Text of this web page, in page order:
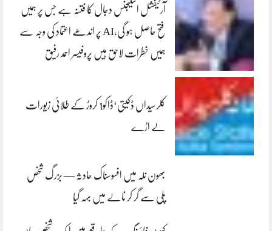
آرٹیفشل انٹلیجنس دجال کا فتنہ ہے جس پر ہمیں
فتح حاصل ہو گی،AI پر اندھے اعتماد کی وجہ سے
ہمیں خطرات لاحق ہیں پروفیسر احمد رفیق
کلرسیداں ڈکیتی‘ڈاکو1 کروڑ کے طلائی زیورات
لے اڑے
بھون نلہ میں افسوسناک حادثہ — بزرگ شخص
پلی سے گر کر نالے میں بہہ گیا